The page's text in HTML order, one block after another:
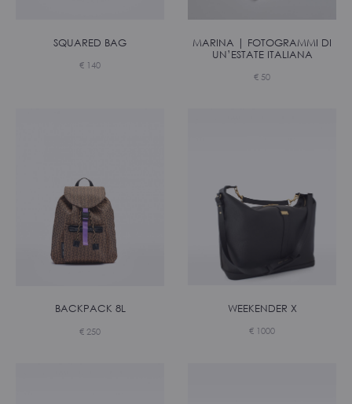
SQUARED BAG
€ 140
MARINA | FOTOGRAMMI DI
UN’ESTATE ITALIANA
€ 50
BACKPACK 8L
€ 250
WEEKENDER X
€ 1000